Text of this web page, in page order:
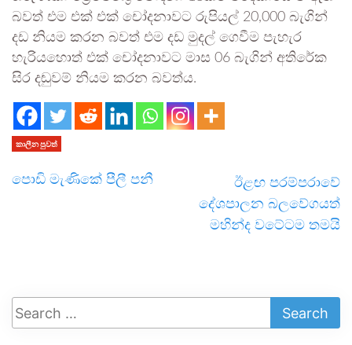
බවත් එම එක් එක් චෝදනාවට රුපියල් 20,000 බැගින්
දඩ නියම කරන බවත් එම දඩ මුදල් ගෙවීම පැහැර
හැරියහොත් එක් චෝදනාවට මාස 06 බැගින් අතිරේක
සිර දඬුවම් නියම කරන බවත්ය.
කාලීන පුවත්
පොඩි මැණිකේ පීලී පනී
ඊළඟ පරම්පරාවේ
දේශපාලන බලවේගයත්
මහින්ද වටේටම තමයි